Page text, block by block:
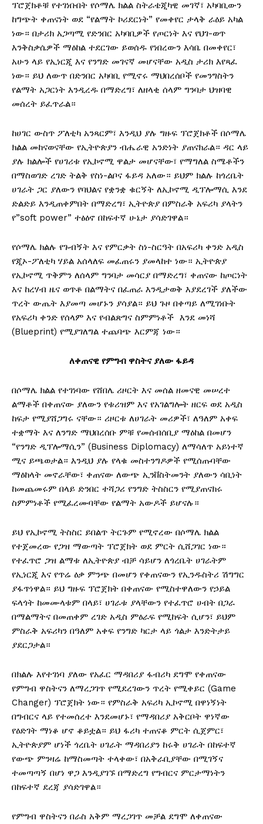
ፕሮጀክቶቹ የተገነቡበት የሶማሌ ክልል ስትራቴጂካዊ መገኛ፣ አካባቢውን
ከግጭት ቀጠናነት ወደ “የልማት ኮሪደርነት” የመቀየር ታላቅ ራዕይ አካል
ነው። በታሪክ አጋጣሚ የድንበር አካባቢዎች የጦርነት እና የህገ-ወጥ
እንቅስቃሴዎች ማዕከል ተደርገው ይወሰዱ የነበረውን እሳቤ በመቀየር፣
አሁን ላይ የኢነርጂ እና የንግድ መገናኛ መሆናቸው አዲስ ታሪክ እየጻፈ
ነው። ይህ ለውጥ በድንበር አካባቢ የሚኖሩ ማህበረሰቦች የመንግስትን
የልማት አጋርነት እንዲረዱ በማድረግ፣ ለዘላቂ ሰላም ግንባታ ህዝባዊ
መሰረት ይፈጥራል።
ከሀገር ውስጥ ፖለቲካ አንጻርም፣ እንዲህ ያሉ ግዙፍ ፕሮጀክቶች በሶማሌ
ክልል መከናወናቸው የኢትዮጵያን ብሔራዊ አንድነት ያጠናክራል። ዳር ላይ
ያሉ ክልሎች የሀገሪቱ የኢኮኖሚ ዋልታ መሆናቸው፣ የማግለል ስሜቶችን
በማስወገድ ረገድ ትልቅ የስነ-ልቦና ፋይዳ አለው። ይህም ክልሉ ከጎረቤት
ሀገራት ጋር ያለውን የባህልና የቋንቋ ቁርኝት ለኢኮኖሚ ዲፕሎማሲ እንደ
ድልድይ እንዲጠቀምበት በማድረግ፣ ኢትዮጵያ በምስራቅ አፍሪካ ያላትን
የ”soft power” ተፅዕኖ በከፍተኛ ሁኔታ ያሳድገዋል።
የሶማሌ ክልሉ የጉብኝት እና የምርቃት ስነ-ስርዓት በአፍሪካ ቀንድ አዲስ
የጂኦ-ፖለቲካ ሃይል አሰላለፍ መፈጠሩን ያመላከተ ነው። ኢትዮጵያ
የኢኮኖሚ ጥቅምን ለሰላም ግንባታ መሳርያ በማድረግ፣ ቀጠናው ከጦርነት
እና ከረሃብ ዜና ወጥቶ በልማትና በፈጠራ እንዲታወቅ እያደረገች ያለችው
ጥረት ውጤት እያመጣ መሆኑን ያሳያል። ይህ ጉዞ በቀጣይ ለሚገነቡት
የአፍሪካ ቀንድ የሰላም እና የብልጽግና ስምምነቶች እንደ መነሻ
(Blueprint) የሚያገለግል ተጨባጭ እርምጃ ነው።
ለቀጠናዊ የምግብ ዋስትና ያለው ፋይዳ
በሶማሌ ክልል የተገነባው የሸበሌ ሪዞርት እና መሰል ዘመናዊ መሠረተ
ልማቶች በቀጠናው ያለውን የቱሪዝም እና የአገልግሎት ዘርፍ ወደ አዲስ
ከፍታ የሚያሸጋግሩ ናቸው። ሪዞርቱ ለሀገራት መሪዎች፣ ለዓለም አቀፍ
ተቋማት እና ለንግድ ማህበረሰቡ ምቹ የመሰብሰቢያ ማዕከል በመሆን
“የንግድ ዲፕሎማሲን” (Business Diplomacy) ለማሳለጥ አይነተኛ
ሚና ይጫወታል። እንዲህ ያሉ የላቁ መስተንግዶዎች የሚሰጡባቸው
ማዕከላት መኖራቸው፣ ቀጠናው ለውጭ ኢንቨስትመንት ያለውን ሳቢነት
ከመጨመሩም በላይ ድንበር ተሻጋሪ የንግድ ትስስርን የሚያጠናክሩ
ስምምነቶች የሚፈረሙባቸው የልማት አውዶች ይሆናሉ።
ይህ የኢኮኖሚ ትስስር ይበልጥ ትርጉም የሚኖረው በሶማሌ ክልል
የተጀመረው የጋዝ ማውጣት ፕሮጀክት ወደ ምርት ሲሸጋገር ነው።
የተፈጥሮ ጋዝ ልማቱ ለኢትዮጵያ ብቻ ሳይሆን ለጎረቤት ሀገራትም
የኢነርጂ እና የጥሬ ዕቃ ምንጭ በመሆን የቀጠናውን የኢንዱስትሪ ሽግግር
ያፋጥነዋል። ይህ ግዙፍ ፕሮጀክት በቀጠናው የሚስተዋለውን የኃይል
ፍላጎት ከመሙላቱም በላይ፣ ሀገራቱ ያላቸውን የተፈጥሮ ሀብት በጋራ
በማልማትና በመጠቀም ረገድ አዲስ ምዕራፍ የሚከፍት ሲሆን፣ ይህም
ምስራቅ አፍሪካን በዓለም አቀፍ የንግድ ካርታ ላይ ጎልታ እንድትታይ
ያደርጋታል።
በክልሉ እየተገነባ ያለው የአፈር ማዳበሪያ ፋብሪካ ደግሞ የቀጠናው
የምግብ ዋስትናን ለማረጋገጥ የሚደረገውን ጥረት የሚቀይር (Game
Changer) ፕሮጀክት ነው። የምስራቅ አፍሪካ ኢኮኖሚ በዋነኝነት
በግብርና ላይ የተመሰረተ እንደመሆኑ፣ የማዳበሪያ አቅርቦት ዋነኛው
የዕድገት ማነቆ ሆኖ ቆይቷል። ይህ ፋሪካ ተጠናቆ ምርት ሲጀምር፣
ኢትዮጵያም ሆነች ጎረቤት ሀገራት ማዳበሪያን ከሩቅ ሀገራት በከፍተኛ
የውጭ ምንዛሬ ከማስመጣት ተላቀው፣ በአቅራቢያቸው በሚገኝና
ተመጣጣኝ በሆነ ዋጋ እንዲያገኙ በማድረግ የግብርና ምርታማነትን
በከፍተኛ ደረጃ ያሳድገዋል።
የምግብ ዋስትናን በራስ አቅም ማረጋገጥ መቻል ደግሞ ለቀጠናው